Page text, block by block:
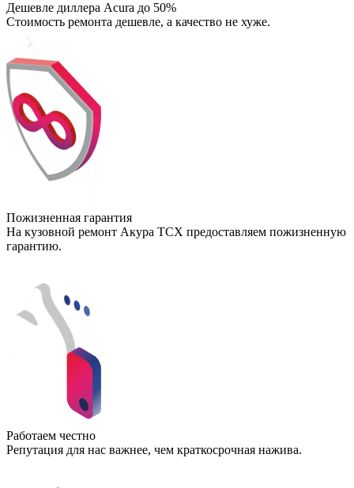
Дешевле диллера Acura до 50%
Стоимость ремонта дешевле, а качество не хуже.
Пожизненная гарантия
На кузовной ремонт Акура ТСХ предоставляем пожизненную
гарантию.
Работаем честно
Репутация для нас важнее, чем краткосрочная нажива.